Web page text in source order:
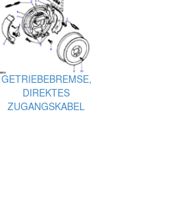
GETRIEBEBREMSE,
DIREKTES
ZUGANGSKABEL